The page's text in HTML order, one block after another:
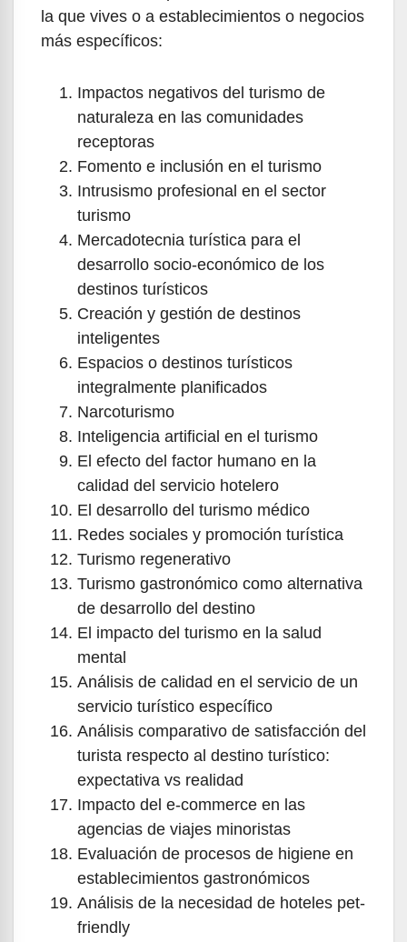
la que vives o a establecimientos o negocios
más específicos:
Impactos negativos del turismo de
naturaleza en las comunidades
receptoras
Fomento e inclusión en el turismo
Intrusismo profesional en el sector
turismo
Mercadotecnia turística para el
desarrollo socio-económico de los
destinos turísticos
Creación y gestión de destinos
inteligentes
Espacios o destinos turísticos
integralmente planificados
Narcoturismo
Inteligencia artificial en el turismo
El efecto del factor humano en la
calidad del servicio hotelero
El desarrollo del turismo médico
Redes sociales y promoción turística
Turismo regenerativo
Turismo gastronómico como alternativa
de desarrollo del destino
El impacto del turismo en la salud
mental
Análisis de calidad en el servicio de un
servicio turístico específico
Análisis comparativo de satisfacción del
turista respecto al destino turístico:
expectativa vs realidad
Impacto del e-commerce en las
agencias de viajes minoristas
Evaluación de procesos de higiene en
establecimientos gastronómicos
Análisis de la necesidad de hoteles pet-
friendly